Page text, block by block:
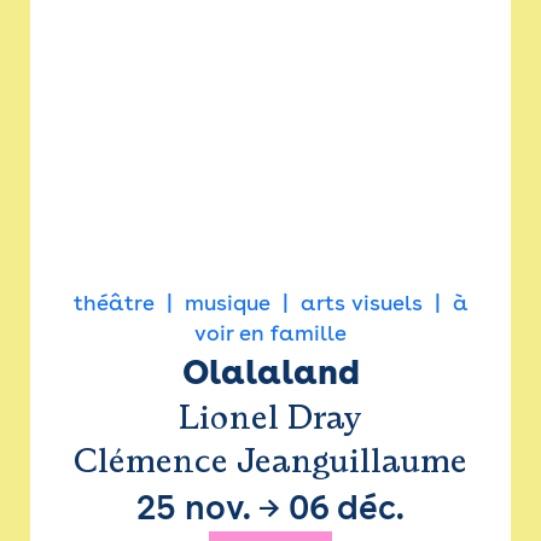
théâtre musique arts visuels
à
voir en famille
Olalaland
Lionel Dray
Clémence Jeanguillaume
25 nov. → 06 déc.